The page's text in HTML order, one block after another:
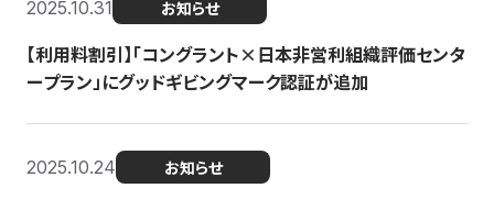
2025.10.31 お知らせ
【利用料割引】「コングラント×日本非営利組織評価センタ
ープラン」にグッドギビングマーク認証が追加
2025.10.24 お知らせ